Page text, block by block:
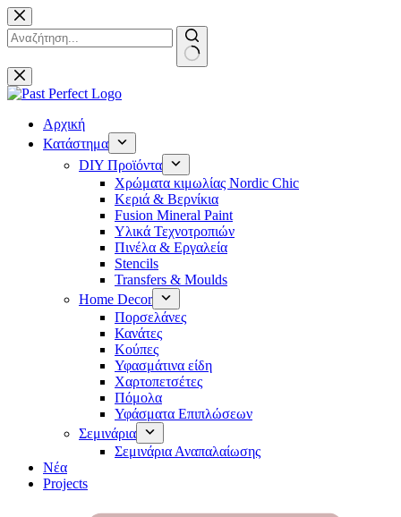
Μετάβαση
στο
περιεχόμενο
No
results
Αρχική
Κατάστημα
DIY Προϊόντα
Χρώματα κιμωλίας Nordic Chic
Κεριά & Βερνίκια
Fusion Mineral Paint
Υλικά Τεχνοτροπιών
Πινέλα & Εργαλεία
Stencils
Transfers & Moulds
Home Decor
Πορσελάνες
Κανάτες
Κούπες
Υφασμάτινα είδη
Χαρτοπετσέτες
Πόμολα
Υφάσματα Επιπλώσεων
Σεμινάρια
Σεμινάρια Αναπαλαίωσης
Νέα
Projects